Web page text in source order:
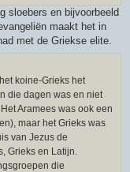
sloebers en bijvoorbeeld
maakt het in
met de Griekse elite.
koine-Grieks het
die dagen was en niet
Aramees was ook een
maar het Grieks was
van Jezus de
Grieks en Latijn.
die